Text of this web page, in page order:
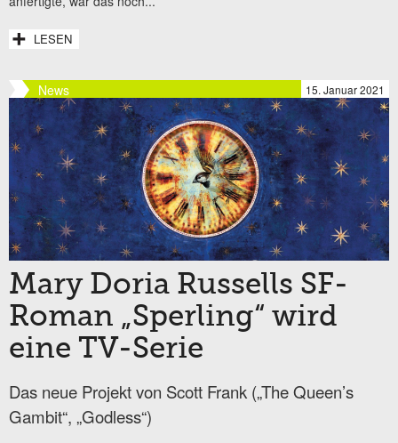
LESEN
News 15. Januar 2021
Mary Doria Russells SF-
Roman „Sperling“ wird
eine TV-Serie
Das neue Projekt von Scott Frank („The Queen’s
Gambit“, „Godless“)